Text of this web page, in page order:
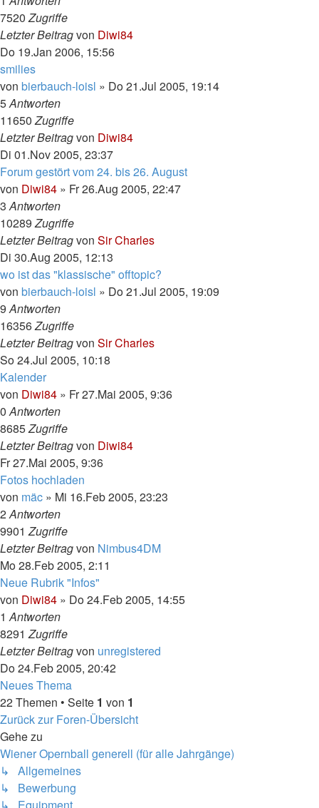
7520Zugriffe
Letzter Beitragvon Diwi84
Do 19.Jan 2006, 15:56
smilies
von bierbauch-loisl » Do 21.Jul 2005, 19:14
5Antworten
11650Zugriffe
Letzter Beitragvon Diwi84
Di 01.Nov 2005, 23:37
Forum gestört vom 24. bis 26. August
von Diwi84 » Fr 26.Aug 2005, 22:47
3Antworten
10289Zugriffe
Letzter Beitragvon Sir Charles
Di 30.Aug 2005, 12:13
wo ist das "klassische" offtopic?
von bierbauch-loisl » Do 21.Jul 2005, 19:09
9Antworten
16356Zugriffe
Letzter Beitragvon Sir Charles
So 24.Jul 2005, 10:18
Kalender
von Diwi84 » Fr 27.Mai 2005, 9:36
0Antworten
8685Zugriffe
Letzter Beitragvon Diwi84
Fr 27.Mai 2005, 9:36
Fotos hochladen
von mäc » Mi 16.Feb 2005, 23:23
2Antworten
9901Zugriffe
Letzter Beitragvon Nimbus4DM
Mo 28.Feb 2005, 2:11
Neue Rubrik "Infos"
von Diwi84 » Do 24.Feb 2005, 14:55
1Antworten
8291Zugriffe
Letzter Beitragvon unregistered
Do 24.Feb 2005, 20:42
Neues Thema
22 Themen • Seite 1 von 1
Zurück zur Foren-Übersicht
Gehe zu
Wiener Opernball generell (für alle Jahrgänge)
↳ Allgemeines
↳ Bewerbung